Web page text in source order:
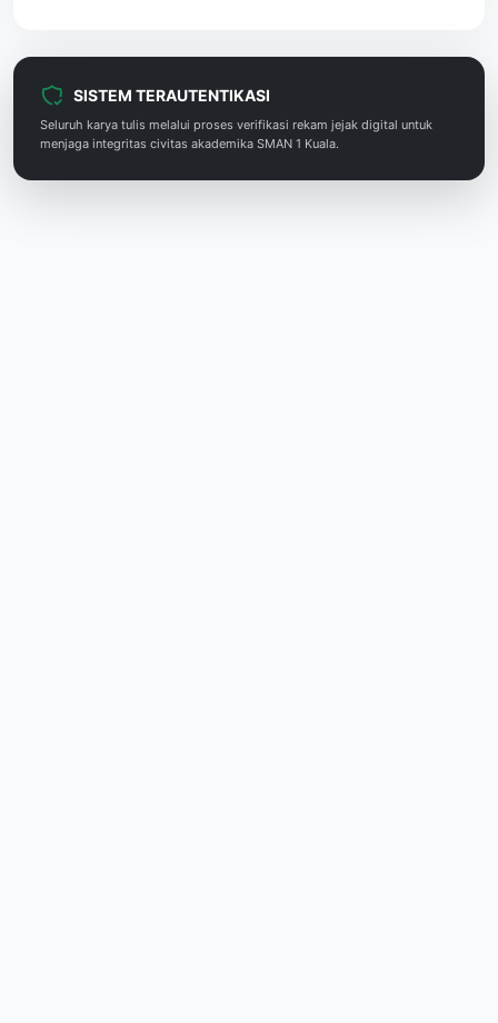
SISTEM TERAUTENTIKASI
Seluruh karya tulis melalui proses verifikasi rekam jejak digital untuk
menjaga integritas civitas akademika SMAN 1 Kuala.